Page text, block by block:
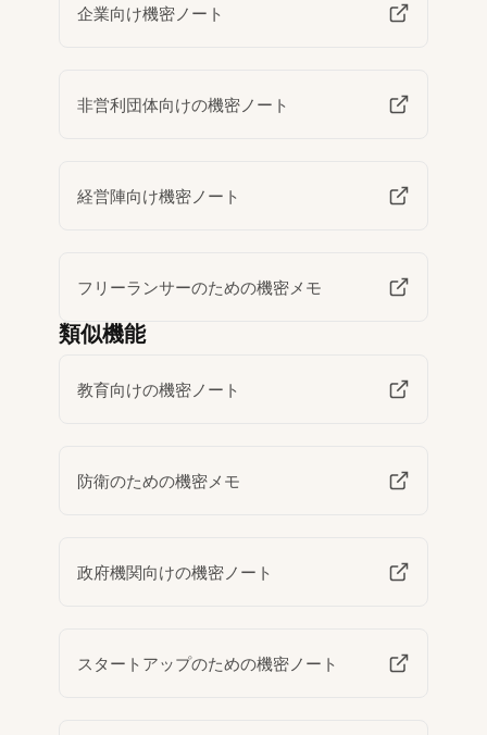
企業向け機密ノート
非営利団体向けの機密ノート
経営陣向け機密ノート
フリーランサーのための機密メモ
類似機能
教育向けの機密ノート
防衛のための機密メモ
政府機関向けの機密ノート
スタートアップのための機密ノート